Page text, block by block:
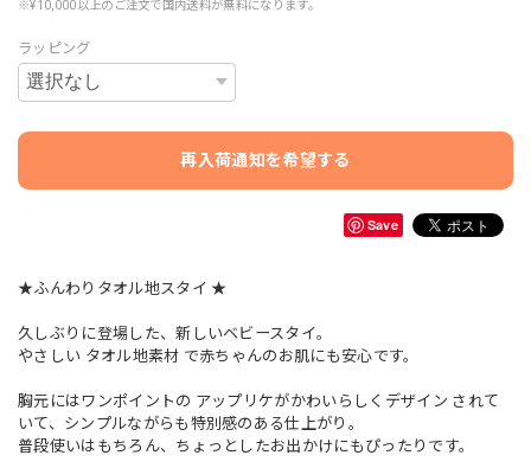
※¥10,000以上のご注文で国内送料が無料になります。
ラッピング
再入荷通知を希望する
Save
★ふんわりタオル地スタイ ★
久しぶりに登場した、新しいベビースタイ。
やさしい タオル地素材 で赤ちゃんのお肌にも安心です。
胸元にはワンポイントの アップリケがかわいらしくデザイン されて
いて、シンプルながらも特別感のある仕上がり。
普段使いはもちろん、ちょっとしたお出かけにもぴったりです。